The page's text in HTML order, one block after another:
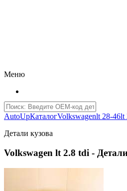
Меню
AutoUpКаталогVolkswagenlt 28-46lt
Детали кузова
Volkswagen lt 2.8 tdi -